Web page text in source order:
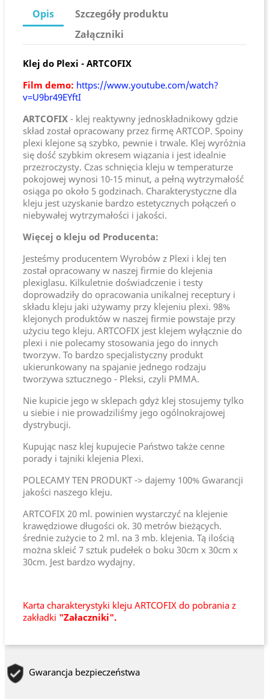
Opis
Szczegóły produktu
Załączniki
Klej do Plexi - ARTCOFIX
Film demo: https://www.youtube.com/watch?
v=U9br49EYftI
ARTCOFIX - klej reaktywny jednoskładnikowy gdzie
skład został opracowany przez firmę ARTCOP. Spoiny
plexi klejone są szybko, pewnie i trwale. Klej wyróżnia
się dość szybkim okresem wiązania i jest idealnie
przezroczysty. Czas schnięcia kleju w temperaturze
pokojowej wynosi 10-15 minut, a pełną wytrzymałość
osiąga po około 5 godzinach. Charakterystyczne dla
kleju jest uzyskanie bardzo estetycznych połączeń o
niebywałej wytrzymałości i jakości.
Więcej o kleju od Producenta:
Jesteśmy producentem Wyrobów z Plexi i klej ten
został opracowany w naszej firmie do klejenia
plexiglasu. Kilkuletnie doświadczenie i testy
doprowadziły do opracowania unikalnej receptury i
składu kleju jaki używamy przy klejeniu plexi. 98%
klejonych produktów w naszej firmie powstaje przy
użyciu tego kleju. ARTCOFIX jest klejem wyłącznie do
plexi i nie polecamy stosowania jego do innych
tworzyw. To bardzo specjalistyczny produkt
ukierunkowany na spajanie jednego rodzaju
tworzywa sztucznego - Pleksi, czyli PMMA.
Nie kupicie jego w sklepach gdyż klej stosujemy tylko
u siebie i nie prowadziliśmy jego ogólnokrajowej
dystrybucji.
Kupując nasz klej kupujecie Państwo także cenne
porady i tajniki klejenia Plexi.
POLECAMY TEN PRODUKT -> dajemy 100% Gwarancji
jakości naszego kleju.
ARTCOFIX 20 ml. powinien wystarczyć na klejenie
krawędziowe długości ok. 30 metrów bieżących.
średnie zużycie to 2 ml. na 3 mb. klejenia. Tą ilością
można skleić 7 sztuk pudełek o boku 30cm x 30cm x
30cm. Jest bardzo wydajny.
Karta charakterystyki kleju ARTCOFIX do pobrania z
zakładki "Załaczniki".
Gwarancja bezpieczeństwa